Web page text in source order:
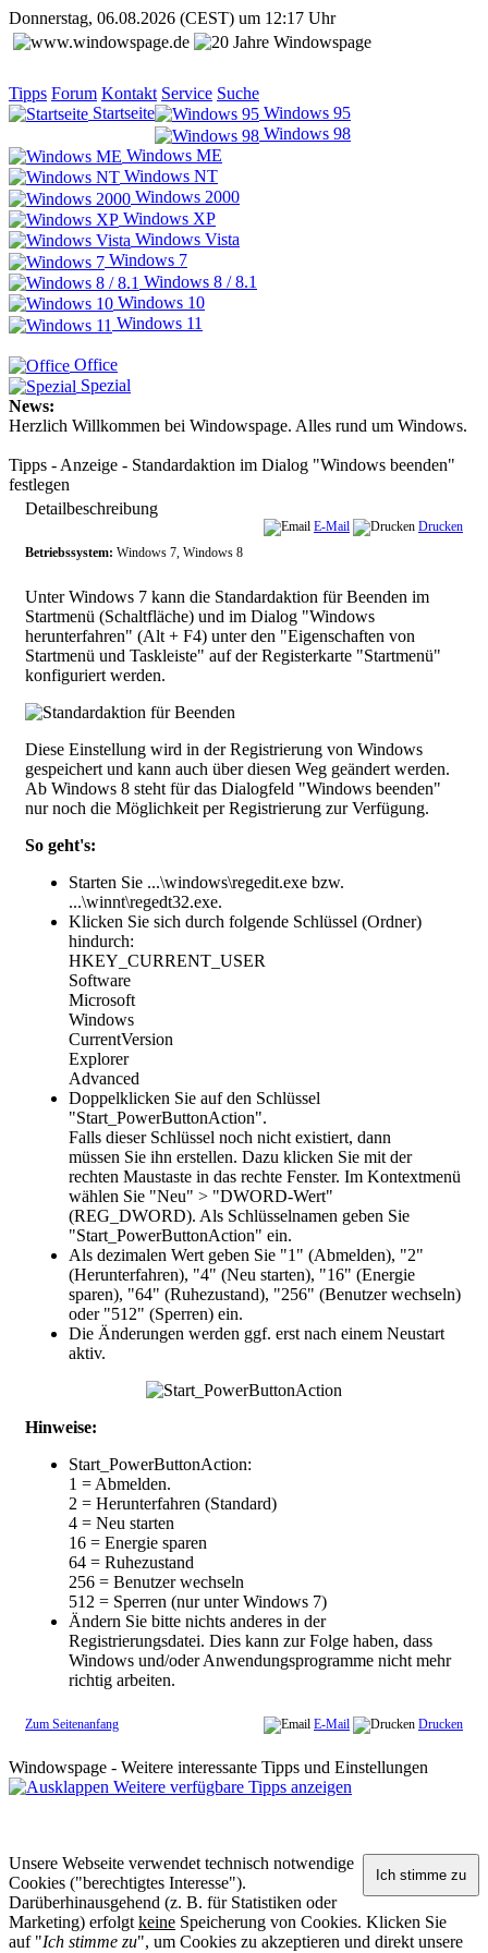
Donnerstag, 06.08.2026 (CEST) um 12:17 Uhr
Tipps Forum Kontakt Service Suche
Startseite
Windows 95
Windows 98
Windows ME
Windows NT
Windows 2000
Windows XP
Windows Vista
Windows 7
Windows 8 / 8.1
Windows 10
Windows 11
Office
Spezial
News:
Herzlich Willkommen bei Windowspage. Alles rund um Windows.
Tipps - Anzeige - Standardaktion im Dialog "Windows beenden"
festlegen
Detailbeschreibung
E-Mail
Drucken
Betriebssystem: Windows 7, Windows 8
Unter Windows 7 kann die Standardaktion für Beenden im
Startmenü (Schaltfläche) und im Dialog "Windows
herunterfahren" (Alt + F4) unter den "Eigenschaften von
Startmenü und Taskleiste" auf der Registerkarte "Startmenü"
konfiguriert werden.
Diese Einstellung wird in der Registrierung von Windows
gespeichert und kann auch über diesen Weg geändert werden.
Ab Windows 8 steht für das Dialogfeld "Windows beenden"
nur noch die Möglichkeit per Registrierung zur Verfügung.
So geht's:
Starten Sie ...\windows\regedit.exe bzw.
...\winnt\regedt32.exe.
Klicken Sie sich durch folgende Schlüssel (Ordner)
hindurch:
HKEY_CURRENT_USER
Software
Microsoft
Windows
CurrentVersion
Explorer
Advanced
Doppelklicken Sie auf den Schlüssel
"Start_PowerButtonAction".
Falls dieser Schlüssel noch nicht existiert, dann
müssen Sie ihn erstellen. Dazu klicken Sie mit der
rechten Maustaste in das rechte Fenster. Im Kontextmenü
wählen Sie "Neu" > "DWORD-Wert"
(REG_DWORD). Als Schlüsselnamen geben Sie
"Start_PowerButtonAction" ein.
Als dezimalen Wert geben Sie "1 " (Abmelden), "2"
(Herunterfahren), "4" (Neu starten), "16" (Energie
sparen), "64" (Ruhezustand), "256" (Benutzer wechseln)
oder "512" (Sperren) ein.
Die Änderungen werden ggf. erst nach einem Neustart
aktiv.
Hinweise:
Start_PowerButtonAction:
1 = Abmelden.
2 = Herunterfahren (Standard)
4 = Neu starten
16 = Energie sparen
64 = Ruhezustand
256 = Benutzer wechseln
512 = Sperren (nur unter Windows 7)
Ändern Sie bitte nichts anderes in der
Registrierungsdatei. Dies kann zur Folge haben, dass
Windows und/oder Anwendungsprogramme nicht mehr
richtig arbeiten.
Zum Seitenanfang E-Mail Drucken
Windowspage - Weitere interessante Tipps und Einstellungen
Weitere verfügbare Tipps anzeigen
Unsere Webseite verwendet technisch notwendige
Cookies ("berechtigtes Interesse").
Darüberhinausgehend (z. B. für Statistiken oder
Marketing) erfolgt keine Speicherung von Cookies. Klicken Sie
auf "Ich stimme zu", um Cookies zu akzeptieren und direkt unsere